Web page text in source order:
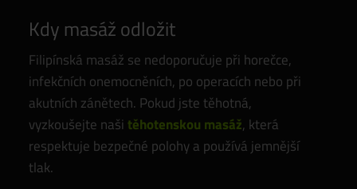
Kdy masáž odložit
Filipínská masáž se nedoporučuje při horečce,
infekčních onemocněních, po operacích nebo při
akutních zánětech. Pokud jste těhotná,
vyzkoušejte našitěhotenskou masáž, která
respektuje bezpečné polohy a používá jemnější
tlak.